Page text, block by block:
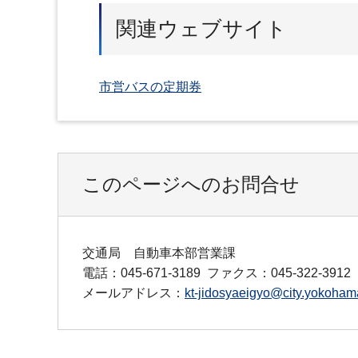
関連ウェブサイト
市営バスの定期券
このページへのお問合せ
交通局 自動車本部営業課
電話：045-671-3189 ファクス：045-322-3912
メールアドレス： kt-